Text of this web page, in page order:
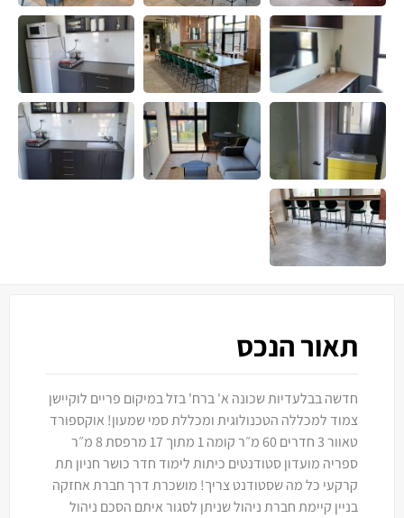
תאור הנכס
חדשה בבלעדיות שכונה א' ברח' בזל במיקום פריים לוקיישן
צמוד למכללה הטכנולוגית ומכללת סמי שמעון! אוקספורד
טאוור 3 חדרים 60 מ״ר קומה 1 מתוך 17 מרפסת 8 מ״ר
ספריה מועדון סטודנטים כיתות לימוד חדר כושר חניון תת
קרקעי כל מה שסטודנט צריך! מושכרת דרך חברת אחזקה
בניין קיימת חברת ניהול שניתן לסגור איתם הסכם ניהול